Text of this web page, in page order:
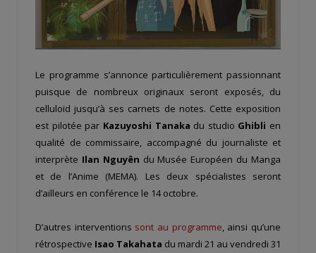
Le programme s’annonce particulièrement passionnant
puisque de nombreux originaux seront exposés, du
celluloïd jusqu’à ses carnets de notes. Cette exposition
est pilotée par Kazuyoshi Tanaka du studio Ghibli en
qualité de commissaire, accompagné du journaliste et
interprète Ilan Nguyên du Musée Européen du Manga
et de l’Anime (MEMA). Les deux spécialistes seront
d’ailleurs en conférence le 14 octobre.
D’autres interventions sont au programme, ainsi qu’une
rétrospective Isao Takahata du mardi 21 au vendredi 31